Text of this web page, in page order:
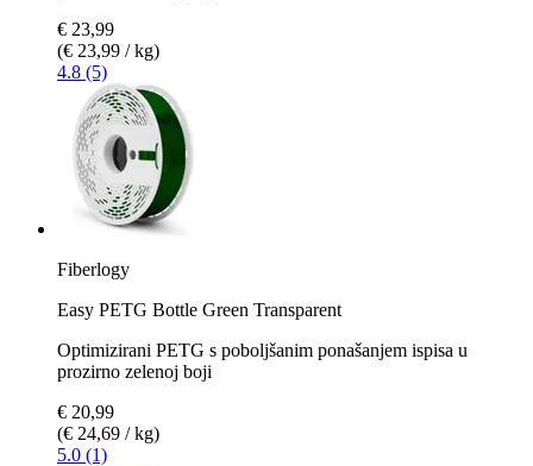
€ 23,99
(€ 23,99 / kg)
4.8 (5)
Fiberlogy
Easy PETG Bottle Green Transparent
Optimizirani PETG s poboljšanim ponašanjem ispisa u
prozirno zelenoj boji
€ 20,99
(€ 24,69 / kg)
5.0 (1)